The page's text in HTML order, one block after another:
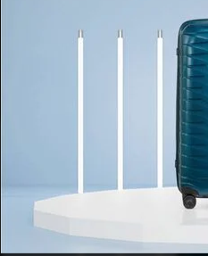
Ver marca